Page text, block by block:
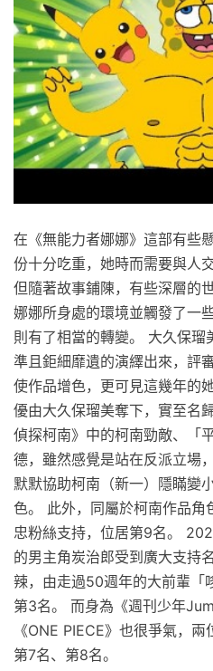
在《無能力者娜娜》這部有些
份十分吃重，她時而需要與人
但隨著故事鋪陳，有些深層的
娜娜所身處的環境並觸發了一
則有了相當的轉變。 大久保
準且鉅細靡遺的演繹出來，評
使作品增色，更可見這幾年的
優由大久保瑠美奪下，實至名
偵探柯南》中的柯南勁敵、「
德，雖然感覺是站在反派立場
默默協助柯南（新一）隱瞞變
色。 此外，同屬於柯南作品角
忠粉絲支持，位居第9名。
的男主角炭治郎受到廣大支持
辣，由走過50週年的大前輩「
第3名。 而身為《週刊少年
《ONE PIECE》也很爭氣，
第7名、第8名。